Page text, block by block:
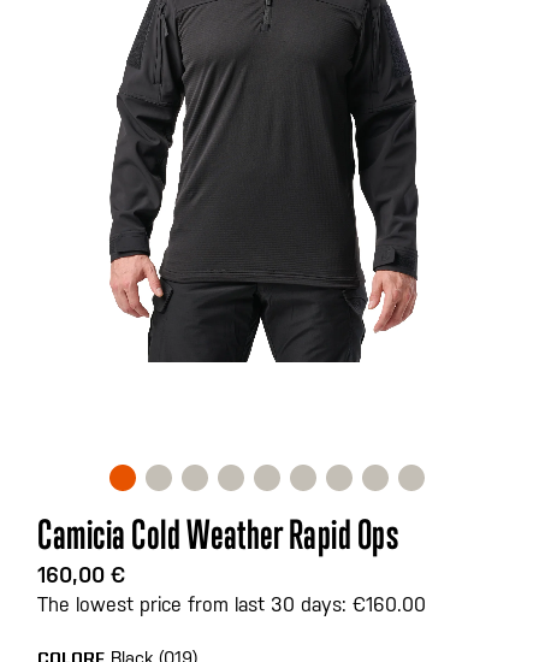
Vai
all'inizio
della
galleria
Camicia Cold Weather Rapid Ops
160,00 €
The lowest price from last 30 days: €160.00
Black (019)